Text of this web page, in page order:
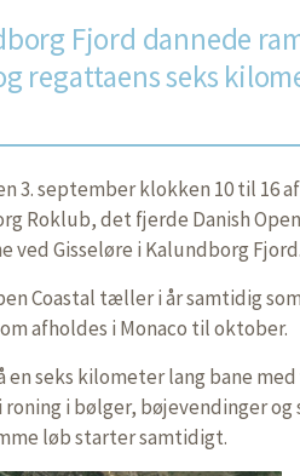
Fjord dannede
regattaens seks
3. september klokken 10 til 16
Roklub, det fjerde Danish
ved Gisseløre i Kalundborg Fjord.
Coastal tæller i år samtidig
afholdes i Monaco til oktober.
en seks kilometer lang bane
i bølger, bøjevendinger
løb starter samtidigt.